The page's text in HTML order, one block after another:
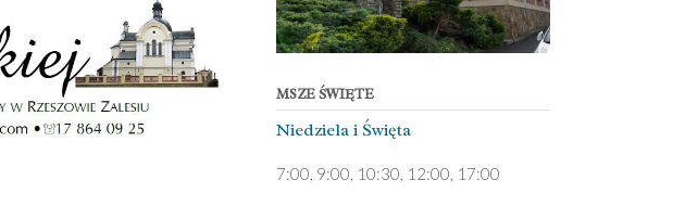
MSZE ŚWIĘTE
Niedziela ­i Święta
7:00, 9:00, 10:30, 12:00, 17:00